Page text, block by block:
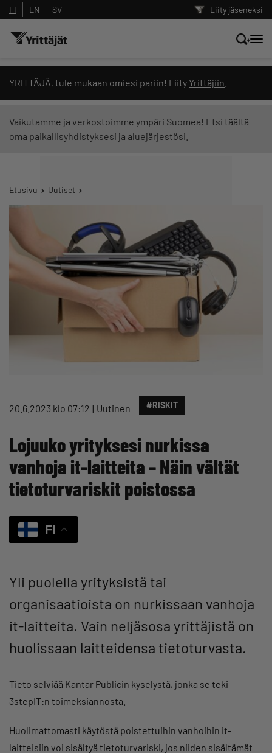
Liity jäseneksi
FI EN SV
YRITTÄJÄ, tule mukaan omiesi pariin! Liity Yrittäjiin
Vaikutamme ja verkostoimme ympäri Suomea! Etsi täältä
oma paikallisyhdistyksesi ja aluejärjestösi
Etusivu Uutiset
20.6.2023 klo 07:12 Uutinen #RISKIT
Lojuuko yrityksesi nurkissa
vanhoja it-laitteita – Näin vältät
tietoturvariskit poistossa
FI
Yli puolella yrityksistä tai
organisaatioista on nurkissaan vanhoja
it-laitteita. Vain neljäsosa yrittäjistä on
huolissaan laitteidensa tietoturvasta.
Tieto selviää Kantar Publicin kyselystä, jonka se teki
3stepIT:n toimeksiannosta.
Huolimattomasti käytöstä poistettuihin vanhoihin it-
laitteisiin voi sisältyä tietoturvariski, jos niiden sisältämät
Hae sivustolta tai kysy suoraan
Yrittäjien tekoälyltä
Suodata hakutuloksia: näytä kaikki sisältö